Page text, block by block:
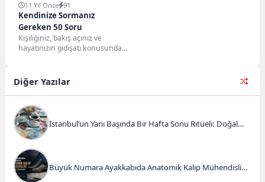
11 Yıl Önce 91
Kendinize Sormanız
Gereken 50 Soru
Kişiliğiniz, bakış açınız ve
hayatınızın gidişatı konusunda
bir...
Diğer Yazılar
İstanbul’un Yanı Başında Bir Hafta Sonu Ritüeli: Doğal
Büyük Numara Ayakkabıda Anatomik Kalıp Mühendisliği